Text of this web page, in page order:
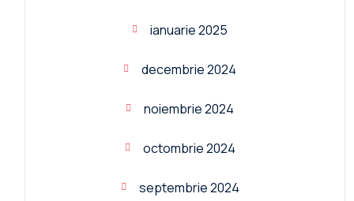
ianuarie 2025
decembrie 2024
noiembrie 2024
octombrie 2024
septembrie 2024